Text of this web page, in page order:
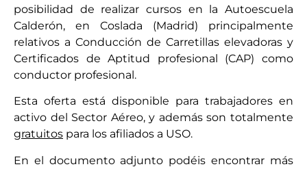
posibilidad de realizar cursos en la Autoescuela
Calderón, en Coslada (Madrid) principalmente
relativos a Conducción de Carretillas elevadoras y
Certificados de Aptitud profesional (CAP) como
conductor profesional.
Esta oferta está disponible para trabajadores en
activo del Sector Aéreo, y además son totalmente
gratuitos para los afiliados a USO.
En el documento adjunto podéis encontrar más